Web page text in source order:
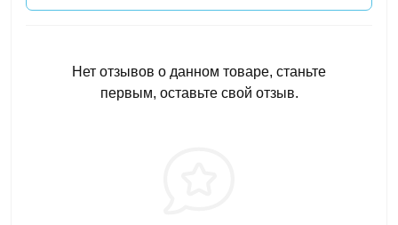
Нет отзывов о данном товаре, станьте
первым, оставьте свой отзыв.